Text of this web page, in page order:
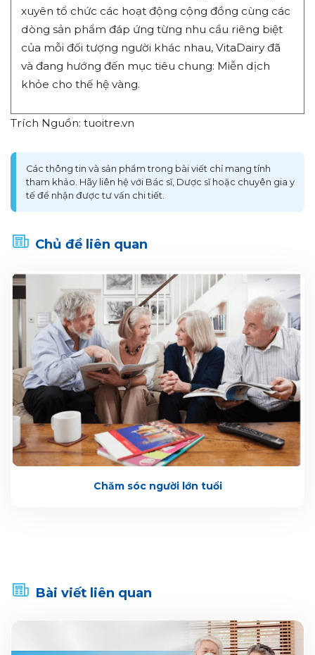
xuyên tổ chức các hoạt động cộng đồng cùng các
dòng sản phẩm đáp ứng từng nhu cầu riêng biệt
của mỗi đối tượng người khác nhau, VitaDairy đã
và đang hướng đến mục tiêu chung: Miễn dịch
khỏe cho thế hệ vàng.
Trích Nguồn: tuoitre.vn
Các thông tin và sản phẩm trong bài viết chỉ mang tính
tham khảo. Hãy liên hệ với Bác sĩ, Dược sĩ hoặc chuyên gia y
tế để nhận được tư vấn chi tiết.
Chủ đề liên quan
Chăm sóc người lớn tuổi
Bài viết liên quan